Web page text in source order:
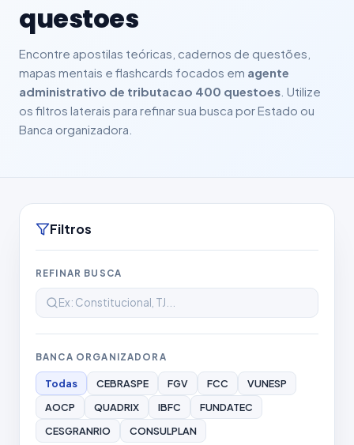
questoes
Encontre apostilas teóricas, cadernos de questões,
mapas mentais e flashcards focados em agente
administrativo de tributacao 400 questoes . Utilize
os filtros laterais para refinar sua busca por Estado ou
Banca organizadora.
Filtros
REFINAR BUSCA
BANCA ORGANIZADORA
Todas CEBRASPE FGV FCC
VUNESP
AOCP
QUADRIX IBFC
FUNDATEC
CESGRANRIO
CONSULPLAN